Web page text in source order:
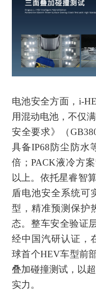
电池安全方面，i-
用混动电池，不仅
安全要求》（
具备IP68防尘防水
倍；PACK液冷方
以上。依托星睿智
盾电池安全系统可
型，精准预测保护
态。整车安全验证
经中国汽研认证，
球首个HEV车型前
叠加碰撞测试，以
实力。